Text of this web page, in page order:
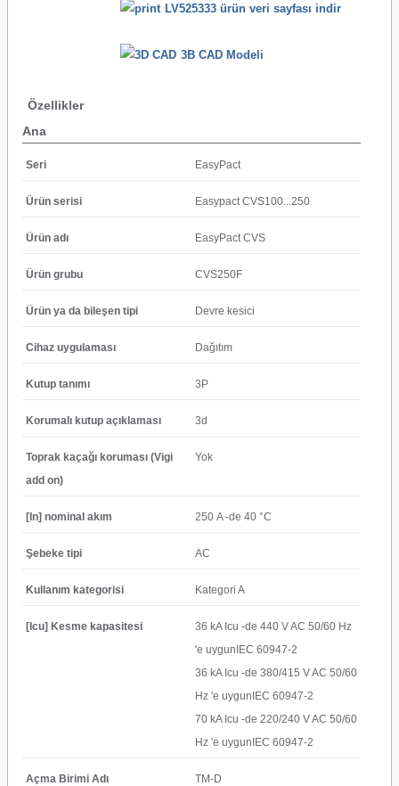
LV525333 ürün veri sayfası indir
3B CAD Modeli
Özellikler
Ana
Seri EasyPact
Ürün serisi Easypact CVS100...250
Ürün adı EasyPact CVS
Ürün grubu CVS250F
Ürün ya da bileşen tipi Devre kesici
Cihaz uygulaması Dağıtım
Kutup tanımı 3P
Korumalı kutup açıklaması 3d
Toprak kaçağı koruması (Vigi
add on)
Yok
[In] nominal akım 250 A -de 40 °C
Şebeke tipi AC
Kullanım kategorisi Kategori A
[Icu] Kesme kapasitesi
36 kA Icu -de 440 V AC 50/60 Hz
'e uygunIEC 60947-2
36 kA Icu -de 380/415 V AC 50/60
Hz 'e uygunIEC 60947-2
70 kA Icu -de 220/240 V AC 50/60
Hz 'e uygunIEC 60947-2
Açma Birimi Adı TM-D